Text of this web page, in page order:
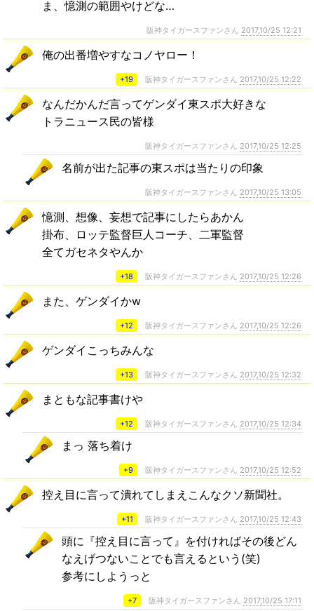
ま、憶測の範囲やけどな…
阪神タイガースファンさん 2017,10/25 12:21
俺の出番増やすなコノヤロー！
+19 阪神タイガースファンさん 2017,10/25 12:22
なんだかんだ言ってゲンダイ東スポ大好きな
トラニュース民の皆様
阪神タイガースファンさん 2017,10/25 12:25
名前が出た記事の東スポは当たりの印象
阪神タイガースファンさん 2017,10/25 13:05
憶測、想像、妄想で記事にしたらあかん
掛布、ロッテ監督巨人コーチ、二軍監督
全てガセネタやんか
+18 阪神タイガースファンさん 2017,10/25 12:26
また、ゲンダイかw
+12 阪神タイガースファンさん 2017,10/25 12:26
ゲンダイこっちみんな
+13 阪神タイガースファンさん 2017,10/25 12:32
まともな記事書けや
+12 阪神タイガースファンさん 2017,10/25 12:34
まっ 落ち着け
+9 阪神タイガースファンさん 2017,10/25 12:52
控え目に言って潰れてしまえこんなクソ新聞社。
+11 阪神タイガースファンさん 2017,10/25 12:43
頭に『控え目に言って』を付ければその後どん
なえげつないことでも言えるという(笑)
参考にしようっと
+7 阪神タイガースファンさん 2017,10/25 17:11